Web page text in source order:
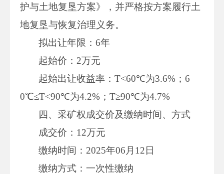
护与土地复垦方案》，并严格按方案履行土
地复垦与恢复治理义务。
拟出让年限：6年
起始价：2万元
起始出让收益率：T<60℃为3.6%；6
0℃≤T<90℃为4.2%；T≥90℃为4.7%
四、采矿权成交价及缴纳时间、方式
成交价：12万元
缴纳时间：2025年06月12日
缴纳方式：一次性缴纳